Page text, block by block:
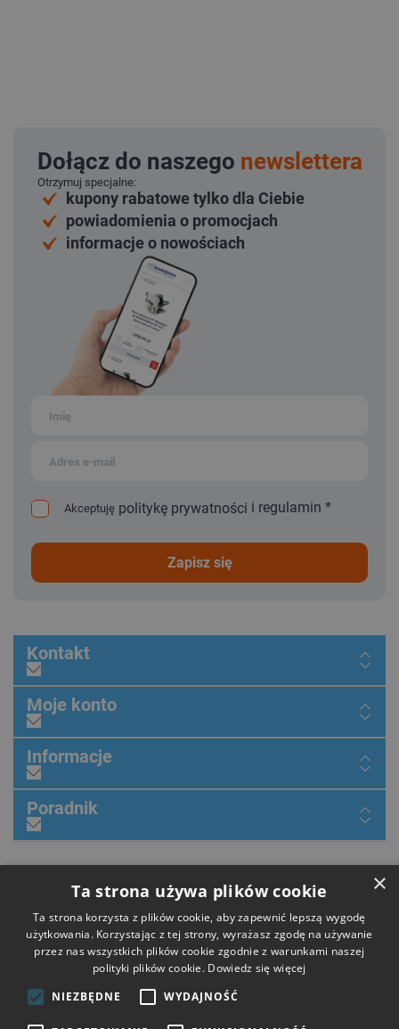
Dołącz do naszego newslettera
Otrzymuj specjalne:
kupony rabatowe tylko dla Ciebie
powiadomienia o promocjach
informacje o nowościach
Akceptuję politykę prywatności i regulamin *
zapisz się
Kontakt
Moje konto
Informacje
Poradnik
Płatności
×
Ta strona używa plików cookie
Ta strona korzysta z plików cookie, aby zapewnić lepszą wygodę
użytkowania. Korzystając z tej strony, wyrażasz zgodę na używanie
przez nas wszystkich plików cookie zgodnie z warunkami naszej
polityki plików cookie. Dowiedz się więcej
NIEZBĘDNE
WYDAJNOŚĆ